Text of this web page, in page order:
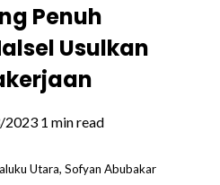
Penuh
Usulkan
2023 1 min read
Utara, Sofyan Abubakar